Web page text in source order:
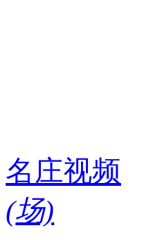
名庄视频
(场)